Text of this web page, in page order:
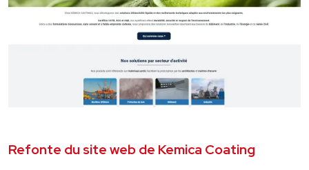
Refonte du site web de Kemica Coating